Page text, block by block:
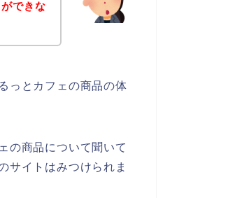
できな
っとカフェの商品の体
の商品について聞いて
サイトはみつけられま